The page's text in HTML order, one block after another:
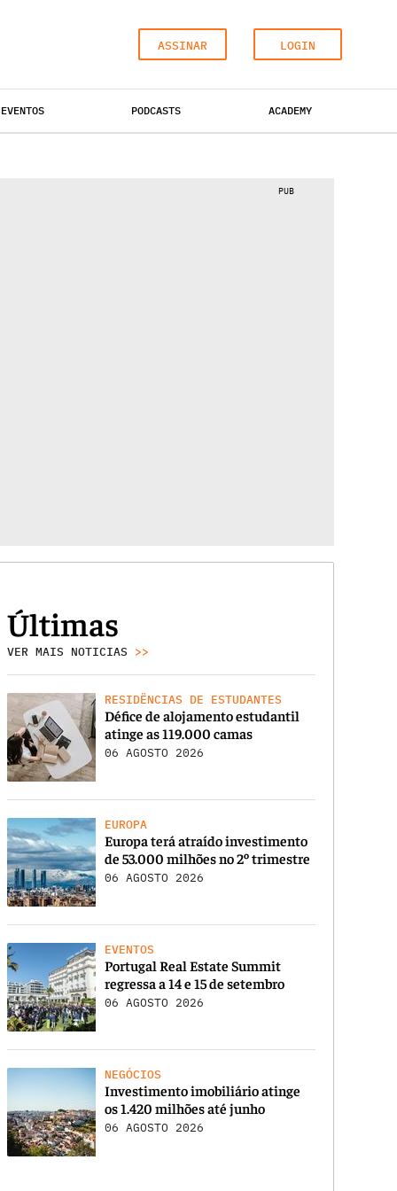
ASSINAR LOGIN
EVENTOS PODCASTS ACADEMY
PUB
Últimas
VER MAIS NOTICIAS >>
RESIDÊNCIAS DE ESTUDANTES
Défice de alojamento estudantil
atinge as 119.000 camas
06 AGOSTO 2026
EUROPA
Europa terá atraído investimento
de 53.000 milhões no 2º trimestre
06 AGOSTO 2026
EVENTOS
Portugal Real Estate Summit
regressa a 14 e 15 de setembro
06 AGOSTO 2026
NEGÓCIOS
Investimento imobiliário atinge
os 1.420 milhões até junho
06 AGOSTO 2026